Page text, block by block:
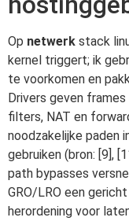
Op netwerk stack
kernel triggert; ik
te voorkomen en
Drivers geven
filters, NAT en
noodzakelijke paden
gebruiken (bron: [9],
path bypasses
GRO/LRO een
herordening voor